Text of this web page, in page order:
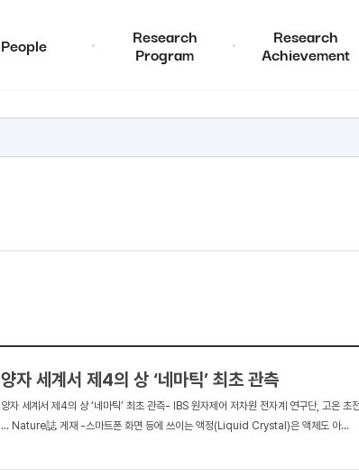
People Research
Program
Research
Achievement
양자 세계서 제4의 상 ‘네마틱’ 최초 관측
양자 세계서 제4의 상 ‘네마틱’ 최초 관측- IBS 원자제어 저차원 전자계 연구단, 고온
… Nature誌 게재 -스마트폰 화면 등에 쓰이는 액정(Liquid Crystal)은 액체도 아...